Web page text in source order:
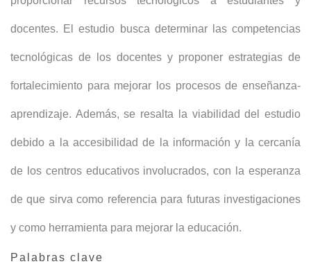
docentes. El estudio busca determinar las competencias
tecnológicas de los docentes y proponer estrategias de
fortalecimiento para mejorar los procesos de enseñanza-
aprendizaje. Además, se resalta la viabilidad del estudio
debido a la accesibilidad de la información y la cercanía
de los centros educativos involucrados, con la esperanza
de que sirva como referencia para futuras investigaciones
y como herramienta para mejorar la educación.
Palabras clave